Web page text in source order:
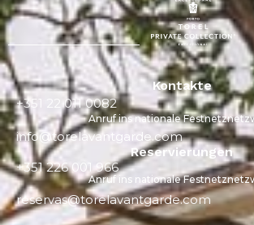
Kontakte
+351 22 011 0082
Anruf ins nationale
info@torelavantgarde.com
Reservierungen
+351 226 001 966
Anruf ins nationale
reservas@torelavantgarde.com